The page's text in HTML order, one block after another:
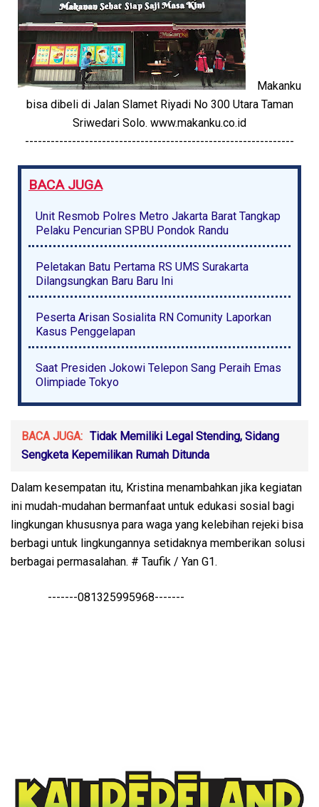
Makanku
bisa dibeli di Jalan Slamet Riyadi No 300 Utara Taman
Sriwedari Solo. www.makanku.co.id
---------------------------------------------------------------
BACA JUGA
Unit Resmob Polres Metro Jakarta Barat Tangkap
Pelaku Pencurian SPBU Pondok Randu
Peletakan Batu Pertama RS UMS Surakarta
Dilangsungkan Baru Baru Ini
Peserta Arisan Sosialita RN Comunity Laporkan
Kasus Penggelapan
Saat Presiden Jokowi Telepon Sang Peraih Emas
Olimpiade Tokyo
BACA JUGA: Tidak Memiliki Legal Stending, Sidang
Sengketa Kepemilikan Rumah Ditunda
Dalam kesempatan itu, Kristina menambahkan jika kegiatan
ini mudah-mudahan bermanfaat untuk edukasi sosial bagi
lingkungan khususnya para waga yang kelebihan rejeki bisa
berbagi untuk lingkungannya setidaknya memberikan solusi
berbagai permasalahan. # Taufik / Yan G1.
-------081325995968-------